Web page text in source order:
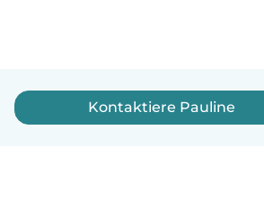
Kontaktiere Pauline